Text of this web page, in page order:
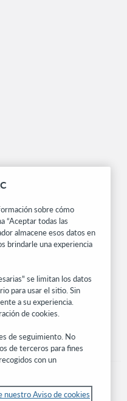
productos, estudios de
a su bandeja de
sobre cómo
“Aceptar todas las
almacene esos datos en
brindarle una experiencia
se limitan los datos
para usar el sitio. Sin
a su experiencia.
de cookies.
de seguimiento. No
de terceros para fines
con un
nuestro Aviso de cookies